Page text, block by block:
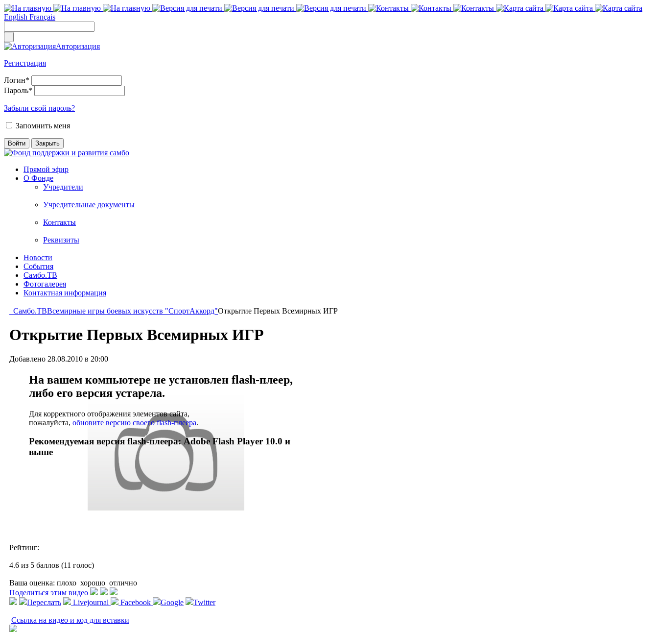
English Français
Авторизация
Регистрация
Логин*
Пароль*
Забыли свой пароль?
Запомнить меня
Прямой эфир
О Фонде
Учредители
Учредительные документы
Контакты
Реквизиты
Новости
События
Самбо.ТВ
Фотогалерея
Контактная информация
Самбо.ТВВсемирные игры боевых искусств "СпортАккорд"Открытие Первых Всемирных ИГР
Открытие Первых Всемирных ИГР
Добавлено 28.08.2010 в 20:00
На вашем компьютере не установлен flash-плеер,
либо его версия устарела.
Для корректного отображения элементов сайта,
пожалуйста, обновите версию своего flash-плеера.
Рекомендуемая версия flash-плеера: Adobe Flash Player 10.0 и
выше
Рейтинг:
4.6 из 5 баллов (11 голос)
Ваша оценка: плохо хорошо отлично
Поделиться этим видео
Переслать
Livejournal Facebook Google Twitter
Ссылка на видео и код для вставки